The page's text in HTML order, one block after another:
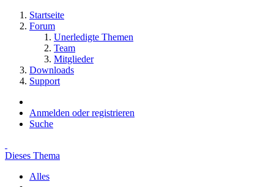
Startseite
Forum
Unerledigte Themen
Team
Mitglieder
Downloads
Support
Anmelden oder registrieren
Suche
Dieses Thema
Alles